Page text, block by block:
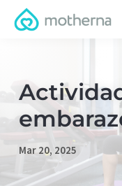
Mar 20, 2025